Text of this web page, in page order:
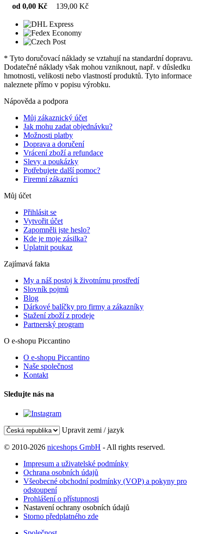
od 0,00 Kč 139,00 Kč
* Tyto doručovací náklady se vztahují na standardní dopravu.
Dodatečné náklady však mohou vzniknout, např. v důsledku
hmotnosti, velikosti nebo vlastností produktů. Tyto informace
naleznete přímo v popisu výrobku.
Nápověda a podpora
Můj zákaznický účet
Jak mohu zadat objednávku?
Možnosti platby
Doprava a doručení
Vrácení zboží a refundace
Slevy a poukázky
Potřebujete další pomoc?
Firemní zákazníci
Můj účet
Přihlásit se
Vytvořit účet
Zapomněli jste heslo?
Kde je moje zásilka?
Uplatnit poukaz
Zajímavá fakta
My a náš postoj k životnímu prostředí
Slovník pojmů
Blog
Dárkové balíčky pro firmy a zákazníky
Stažení zboží z prodeje
Partnerský program
O e-shopu Piccantino
O e-shopu Piccantino
Naše společnost
Kontakt
Sledujte nás na
Upravit zemi / jazyk
© 2010-2026 niceshops GmbH - All rights reserved.
Impresum a uživatelské podmínky
Ochrana osobních údajů
Všeobecné obchodní podmínky (VOP) a pokyny pro
odstoupení
Prohlášení o přístupnosti
Nastavení ochrany osobních údajů
Storno předplatného zde